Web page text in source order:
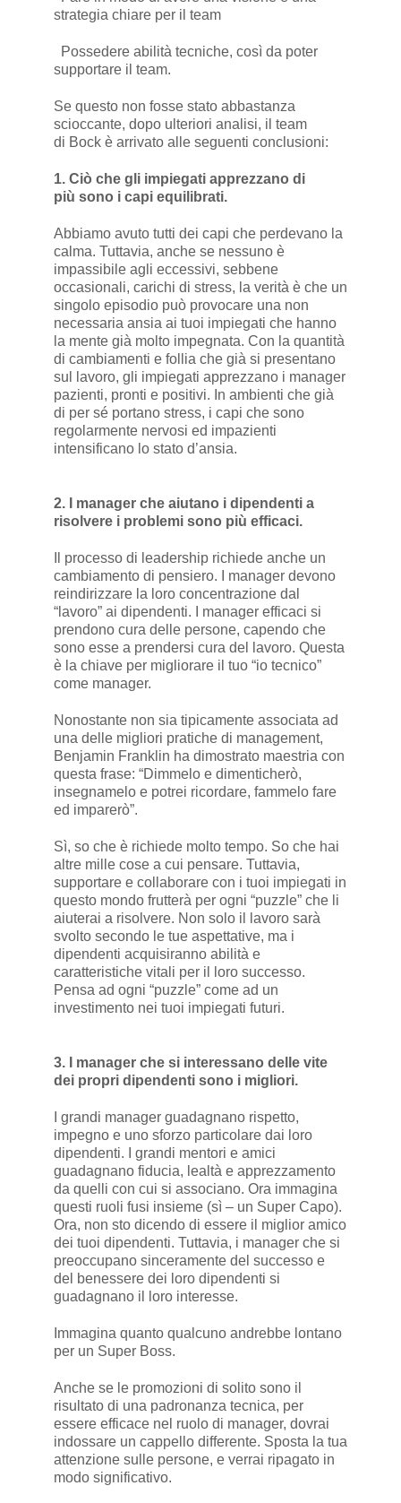
strategia chiare per il team
 Possedere abilità tecniche, così da poter
supportare il team.
Se questo non fosse stato abbastanza
scioccante, dopo ulteriori analisi, il team
di Bock è arrivato alle seguenti conclusioni:
1. Ciò che gli impiegati apprezzano di
più sono i capi equilibrati.
Abbiamo avuto tutti dei capi che perdevano la
calma. Tuttavia, anche se nessuno è
impassibile agli eccessivi, sebbene
occasionali, carichi di stress, la verità è che un
singolo episodio può provocare una non
necessaria ansia ai tuoi impiegati che hanno
la mente già molto impegnata. Con la quantità
di cambiamenti e follia che già si presentano
sul lavoro, gli impiegati apprezzano i manager
pazienti, pronti e positivi. In ambienti che già
di per sé portano stress, i capi che sono
regolarmente nervosi ed impazienti
intensificano lo stato d’ansia.
2. I manager che aiutano i dipendenti a
risolvere i problemi sono più efficaci.
Il processo di leadership richiede anche un
cambiamento di pensiero. I manager devono
reindirizzare la loro concentrazione dal
“lavoro” ai dipendenti. I manager efficaci si
prendono cura delle persone, capendo che
sono esse a prendersi cura del lavoro. Questa
è la chiave per migliorare il tuo “io tecnico”
come manager.
Nonostante non sia tipicamente associata ad
una delle migliori pratiche di management,
Benjamin Franklin ha dimostrato maestria con
questa frase: “Dimmelo e dimenticherò,
insegnamelo e potrei ricordare, fammelo fare
ed imparerò”.
Sì, so che è richiede molto tempo. So che hai
altre mille cose a cui pensare. Tuttavia,
supportare e collaborare con i tuoi impiegati in
questo mondo frutterà per ogni “puzzle” che li
aiuterai a risolvere. Non solo il lavoro sarà
svolto secondo le tue aspettative, ma i
dipendenti acquisiranno abilità e
caratteristiche vitali per il loro successo.
Pensa ad ogni “puzzle” come ad un
investimento nei tuoi impiegati futuri.
3. I manager che si interessano delle vite
dei propri dipendenti sono i migliori.
I grandi manager guadagnano rispetto,
impegno e uno sforzo particolare dai loro
dipendenti. I grandi mentori e amici
guadagnano fiducia, lealtà e apprezzamento
da quelli con cui si associano. Ora immagina
questi ruoli fusi insieme (sì – un Super Capo).
Ora, non sto dicendo di essere il miglior amico
dei tuoi dipendenti. Tuttavia, i manager che si
preoccupano sinceramente del successo e
del benessere dei loro dipendenti si
guadagnano il loro interesse.
Immagina quanto qualcuno andrebbe lontano
per un Super Boss.
Anche se le promozioni di solito sono il
risultato di una padronanza tecnica, per
essere efficace nel ruolo di manager, dovrai
indossare un cappello differente. Sposta la tua
attenzione sulle persone, e verrai ripagato in
modo significativo.